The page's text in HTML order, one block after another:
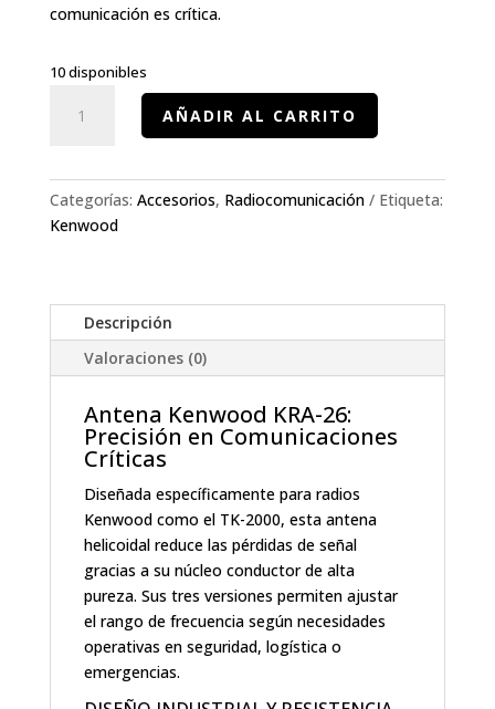
comunicación es crítica.
10 disponibles
Kenwood
cantidad
AÑADIR AL CARRITO
Categorías: Accesorios, Radiocomunicación
Etiqueta:
Kenwood
Descripción
Valoraciones (0)
Antena Kenwood KRA-26:
Precisión en Comunicaciones
Críticas
Diseñada específicamente para radios
Kenwood como el TK-2000, esta antena
helicoidal reduce las pérdidas de señal
gracias a su núcleo conductor de alta
pureza. Sus tres versiones permiten ajustar
el rango de frecuencia según necesidades
operativas en seguridad, logística o
emergencias.